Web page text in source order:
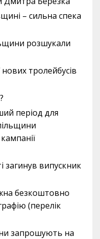
– сильна спека
розшукали
тролейбусів
період для
загинув випускник
безкоштовно
(перелік
запрошують на